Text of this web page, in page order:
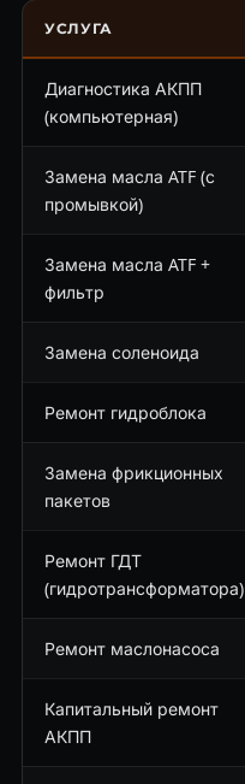
УСЛУГА
Диагностика АКПП
(компьютерная)
Замена масла ATF (с
промывкой)
Замена масла ATF +
фильтр
Замена соленоида
Ремонт гидроблока
Замена фрикционных
пакетов
Ремонт ГДТ
(гидротрансформатора)
Ремонт маслонасоса
Капитальный ремонт
АКПП